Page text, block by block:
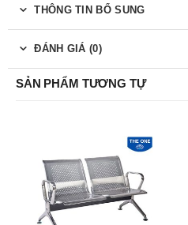
THÔNG TIN BỔ SUNG
ĐÁNH GIÁ (0)
SẢN PHẨM TƯƠNG TỰ